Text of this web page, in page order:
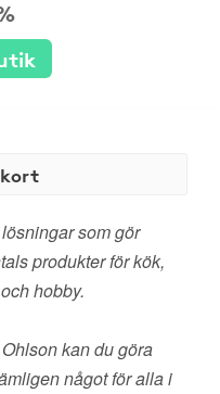
som gör
produkter för kök,
hobby.
kan du göra
något för alla i